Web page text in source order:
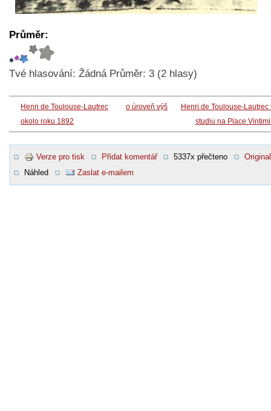
Průměr:
Tvé hlasování: Žádná Průměr: 3 (2 hlasy)
Henri de Toulouse-Lautrec
okolo roku 1892
o úroveň výš
Henri de Toulouse-Lautrec
studiu na Place
Verze pro tisk Přidat komentář 5337x přečteno
Original
Náhled
Zaslat e-mailem